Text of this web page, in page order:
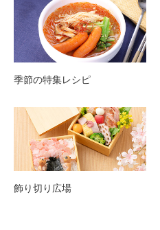
季節の特集レシピ
飾り切り広場